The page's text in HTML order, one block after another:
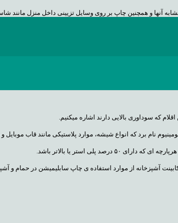
آنها و همچنین چاپ بر روی وسایل تزیینی داخل منزل مانند
است که مواد جامد روی کاغذ که به صورت جامد می باشد
که سوداوری بالایی دارند اشاره میکنیم.
نام برد که انواع شیشه، موارد پلاستیکی مانند قاب
استر یا بالاتر باشد.
آشپزخانه از موارد استفاده ی چاپ سابلیمیشن در حمام و